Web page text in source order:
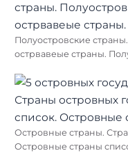
Полуостровские
острвавеые страны.
Островные страны.
Островные страны